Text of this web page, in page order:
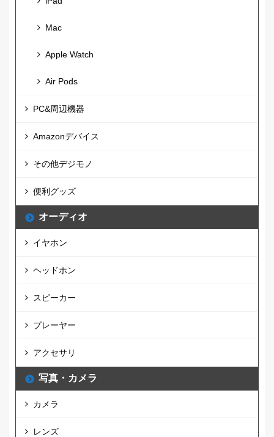
Mac
Apple Watch
Air Pods
PC&周辺機器
Amazonデバイス
その他デジモノ
便利グッズ
オーディオ
イヤホン
ヘッドホン
スピーカー
プレーヤー
アクセサリ
写真・カメラ
カメラ
レンズ